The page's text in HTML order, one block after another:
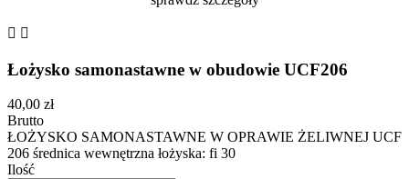
 
Łożysko samonastawne w obudowie UCF206
40,00 zł
Brutto
ŁOŻYSKO SAMONASTAWNE W OPRAWIE ŻELIWNEJ UCF
206 średnica wewnętrzna łożyska: fi 30
Ilość